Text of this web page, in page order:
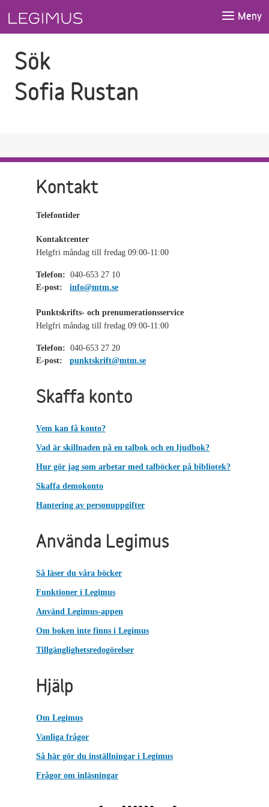
Meny
Sök
Sofia Rustan
Kontakt
Telefontider
Kontaktcenter
Helgfri måndag till fredag 09:00-11:00
Telefon: 040-653 27 10
E-post:
info@mtm.se
Punktskrifts- och prenumerationsservice
Helgfri måndag till fredag 09:00-11:00
Telefon: 040-653 27 20
E-post:
punktskrift@mtm.se
Skaffa konto
Vem kan få konto?
Vad är skillnaden på en talbok och en ljudbok?
Hur gör jag som arbetar med talböcker på bibliotek?
Skaffa demokonto
Hantering av personuppgifter
Använda Legimus
Så läser du våra böcker
Funktioner i Legimus
Använd Legimus-appen
Om boken inte finns i Legimus
Tillgänglighetsredogörelser
Hjälp
Om Legimus
Vanliga frågor
Så här gör du inställningar i Legimus
Frågor om inläsningar